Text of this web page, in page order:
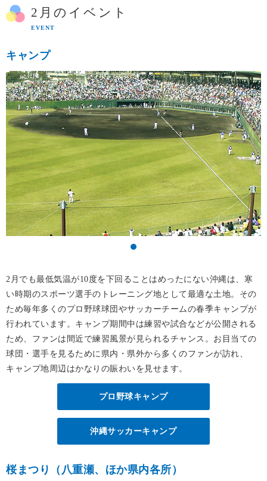
2月のイベント
EVENT
キャンプ
2月でも最低気温が10度を下回ることはめったにない沖縄は、寒
い時期のスポーツ選手のトレーニング地として最適な土地。その
ため毎年多くのプロ野球球団やサッカーチームの春季キャンプが
行われています。 キャンプ期間中は練習や試合などが公開される
ため、ファンは間近で練習風景が見られるチャンス。お目当ての
球団・選手を見るために県内・県外から多くのファンが訪れ、
キャンプ地周辺はかなりの賑わいを見せます。
プロ野球キャンプ
沖縄サッカーキャンプ
桜まつり（八重瀬、ほか県内各所）